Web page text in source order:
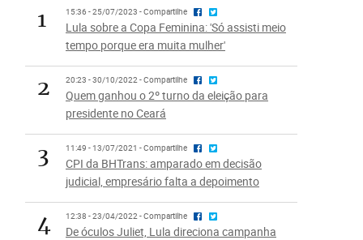
1
15:36 - 25/07/2023 - Compartilhe
Lula sobre a Copa Feminina: 'Só assisti meio
tempo porque era muita mulher'
2 20:23 - 30/10/2022 - Compartilhe
Quem ganhou o 2º turno da eleição para
presidente no Ceará
3 11:49 - 13/07/2021 - Compartilhe
CPI da BHTrans: amparado em decisão
judicial, empresário falta a depoimento
4 12:38 - 23/04/2022 - Compartilhe
De óculos Juliet, Lula direciona campanha